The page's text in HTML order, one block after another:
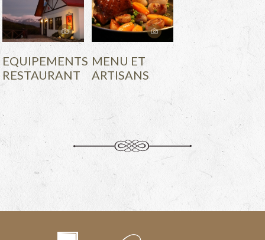
EQUIPEMENTS
RESTAURANT
MENU ET
ARTISANS